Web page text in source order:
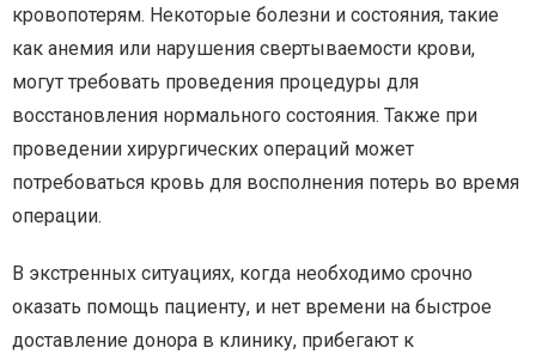
кровопотерям. Некоторые болезни и состояния, такие
как анемия или нарушения свертываемости крови,
могут требовать проведения процедуры для
восстановления нормального состояния. Также при
проведении хирургических операций может
потребоваться кровь для восполнения потерь во время
операции.
В экстренных ситуациях, когда необходимо срочно
оказать помощь пациенту, и нет времени на быстрое
доставление донора в клинику, прибегают к